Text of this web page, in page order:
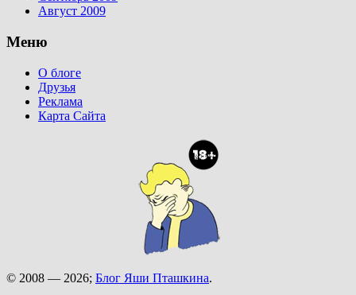
Август 2009
Меню
О блоге
Друзья
Реклама
Карта Сайта
© 2008 — 2026; Блог Яши Пташкина.